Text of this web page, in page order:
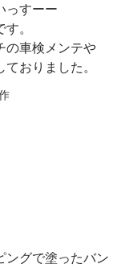
っすーー
。
の車検メンテや
おりました。
ングで塗ったバン